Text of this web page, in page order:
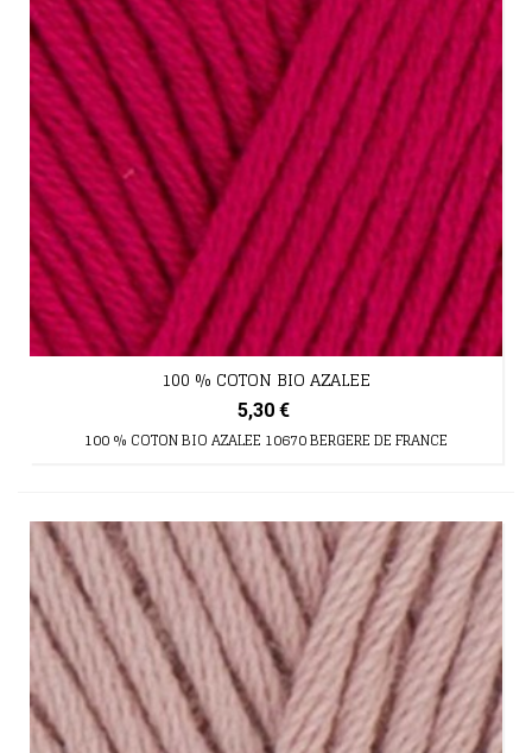
100 % COTON BIO AZALEE
5,30 €
100 % COTON BIO AZALEE 10670 BERGERE DE FRANCE